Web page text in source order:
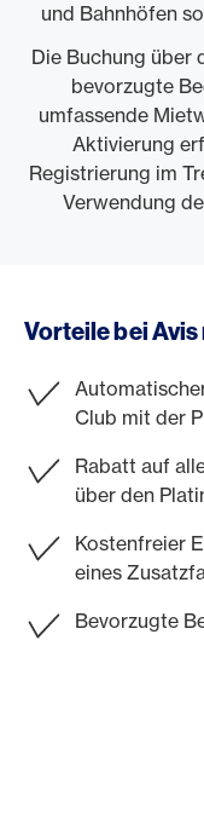
und Bahnhöfen
Die Buchung über
bevorzugte
umfassende
Aktivierung
Registrierung im
Verwendung
Vorteile bei
Club mit der
Rabatt auf
über den
Kostenfreier
eines
Bevorzugte